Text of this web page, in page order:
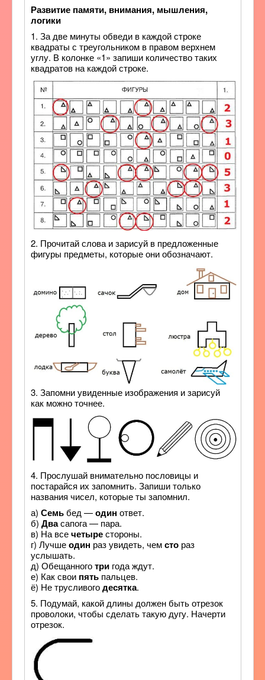
Развитие памяти, внимания, мышления,
логики
1. За две минуты обведи в каждой строке
квадраты с треугольником в правом верхнем
углу. В колонке «1» запиши количество таких
квадратов на каждой строке.
2. Прочитай слова и зарисуй в предложенные
фигуры предметы, которые они обозначают.
3. Запомни увиденные изображения и зарисуй
как можно точнее.
4. Прослушай внимательно пословицы и
постарайся их запомнить. Запиши только
названия чисел, которые ты запомнил.
а) Семьбед —один ответ.
б) Двасапога — пара.
в) На всечетырестороны.
г) Лучшеодин раз увидеть, чемсто раз
услышать.
д) Обещанноготри года ждут.
е) Как свои пять пальцев.
ё) Не трусливогодесятка.
5. Подумай, какой длины должен быть отрезок
проволоки, чтобы сделать такую дугу. Начерти
отрезок.